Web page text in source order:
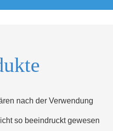
nach der Verwendung
so beeindruckt gewesen